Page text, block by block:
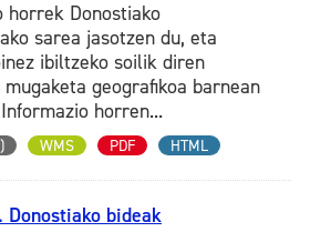
horrek Donostiako
sarea jasotzen du, eta
ibiltzeko soilik diren
geografikoa barnean
horren...
WMS PDF HTML
bideak